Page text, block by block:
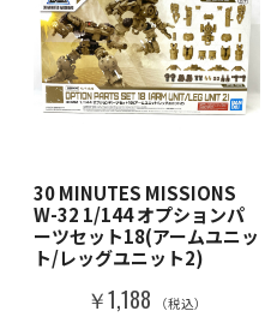
30 MINUTES MISSIONS
W-32 1/144 オプションパ
ーツセット18(アームユニッ
ト/レッグユニット2)
￥1,188 （税込）